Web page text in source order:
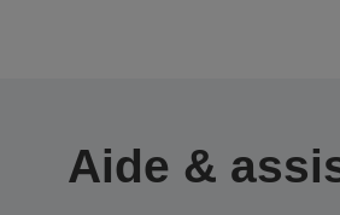
Aide &